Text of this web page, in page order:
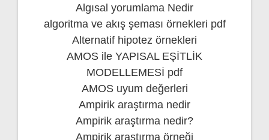
Algısal yorumlama Nedir
algoritma ve akış şeması örnekleri pdf
Alternatif hipotez örnekleri
AMOS ile YAPISAL EŞİTLİK
MODELLEMESİ pdf
AMOS uyum değerleri
Ampirik araştırma nedir
Ampirik araştırma nedir?
Ampirik araştırma örneği